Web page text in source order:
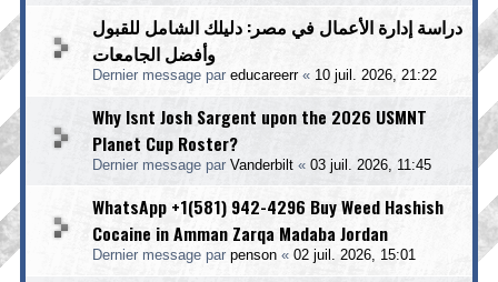
دراسة إدارة الأعمال في مصر: دليلك الشامل للقبول
وأفضل الجامعات
Dernier message par educareerr« 10 juil. 2026, 21:22
Why Isnt Josh Sargent upon the 2026 USMNT
Planet Cup Roster?
Dernier message par Vanderbilt « 03 juil. 2026, 11:45
WhatsApp +1(581) 942-4296 Buy Weed Hashish
Cocaine in Amman Zarqa Madaba Jordan
Dernier message par penson « 02 juil. 2026, 15:01